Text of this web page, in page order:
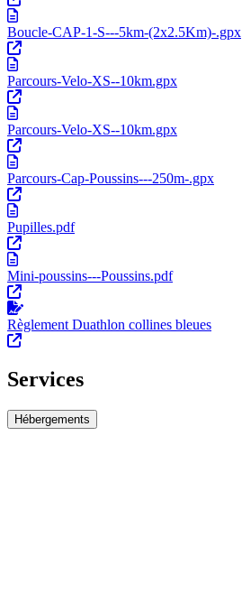
Boucle-CAP-1-S---5km-(2x2.5Km)-.gpx
Parcours-Velo-XS--10km.gpx
Parcours-Velo-XS--10km.gpx
Parcours-Cap-Poussins---250m-.gpx
Pupilles.pdf
Mini-poussins---Poussins.pdf
Règlement Duathlon collines bleues
Services
Hébergements